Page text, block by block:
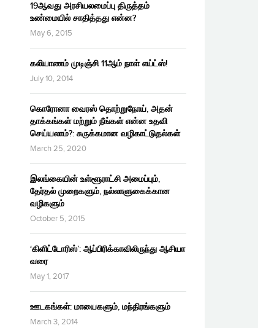
19ஆவது அரசியலமைப்பு திருத்தம்
உண்மையில் சாதித்தது என்ன?
May 6, 2015
கலியாணம் முடிஞ்சி 11ஆம் நாள் எய்ட்ஸ்!
July 10, 2014
கொரோனா வைரஸ் தொற்றுநோய், அதன்
தாக்கங்கள் மற்றும் நீங்கள் என்ன உதவி
செய்யலாம்?: சுருக்கமான வழிகாட்டுதல்கள்
March 25, 2020
இலங்கையின் உள்ளூராட்சி அமைப்பும்,
தேர்தல் முறைகளும், நல்லாளுகைக்கான
வழிகளும்
October 5, 2015
‘கிளிட்டோரிஸ்’: ஆப்பிரிக்காவிலிருந்து ஆசியா
வரை
May 1, 2017
ஊடகங்கள்: மாயைகளும், மந்திரங்களும்
March 3, 2014